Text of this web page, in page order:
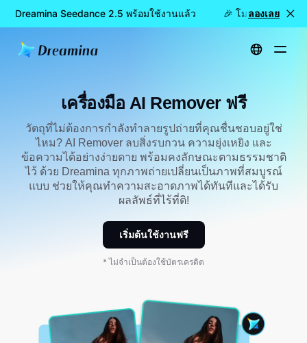
: Dreamina Seedance 2.5 พร้อมใช้งานแล้ว 🎉 โมเดลใหม่เปิด
ลองเลย
หน้าหลัก เครื่องมือ เครื่องมือ AI Remover ฟรี
เครื่องมือ AI Remover ฟรี
วัตถุที่ไม่ต้องการกำลังทำลายรูปถ่ายที่คุณชื่นชอบอยู่ใช่
ไหม? AI Remover ลบสิ่งรบกวน ความยุ่งเหยิง และ
ข้อความได้อย่างง่ายดาย พร้อมคงลักษณะตามธรรมชาติ
ไว้ ด้วย Dreamina ทุกภาพถ่ายเปลี่ยนเป็นภาพที่สมบูรณ์
แบบ ช่วยให้คุณทำความสะอาดภาพได้ทันทีและได้รับ
ผลลัพธ์ที่ไร้ที่ติ!
เริ่มต้นใช้งานฟรี
* ไม่จำเป็นต้องใช้บัตรเครดิต